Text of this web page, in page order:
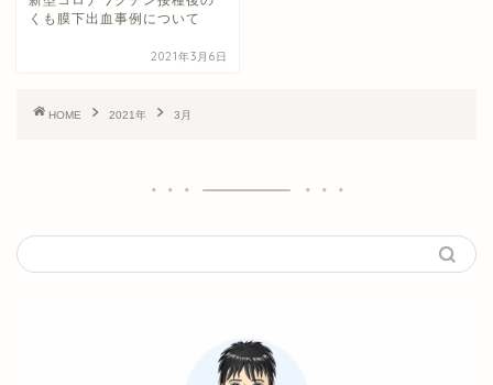
くも膜下出血事例について
2021年3月6日
HOME 2021年 3月